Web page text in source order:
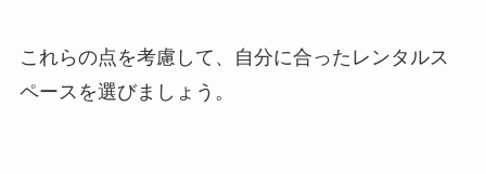
これらの点を考慮して、自分に合ったレンタルス
ペースを選びましょう。